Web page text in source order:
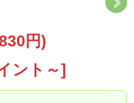
円)
ント～]